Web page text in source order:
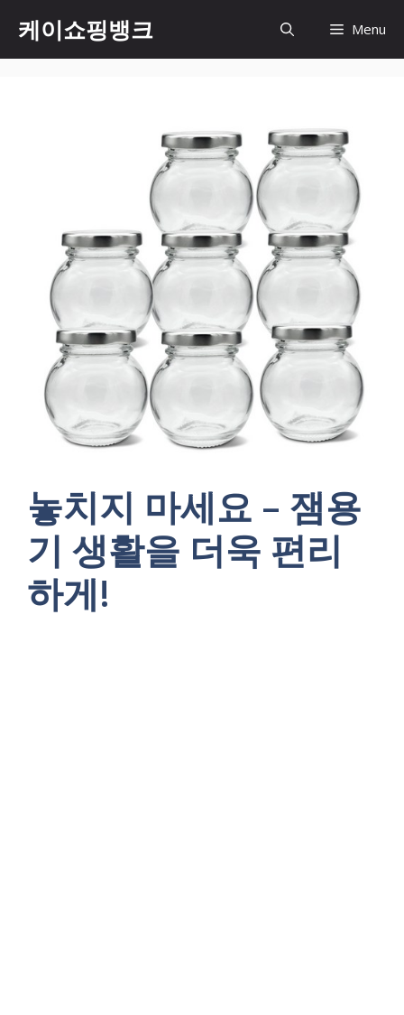
content
케이쇼핑뱅크 Menu
놓치지 마세요 – 잼용
기 생활을 더욱 편리
하게!